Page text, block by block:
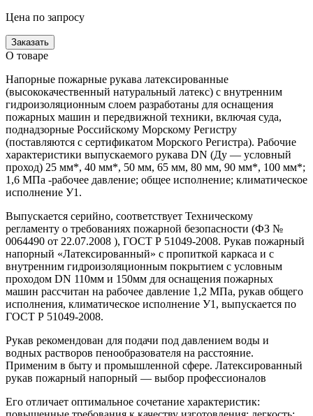
Цена по запросу
Заказать
О товаре
Напорные пожарные рукава латексированные
(высококачественный натуральный латекс) с внутренним
гидроизоляционным слоем разработаны для оснащения
пожарных машин и передвижной техники, включая суда,
поднадзорные Российскому Морскому Регистру
(поставляются с сертификатом Морского Регистра). Рабочие
характеристики выпускаемого рукава DN (Ду — условный
проход) 25 мм*, 40 мм*, 50 мм, 65 мм, 80 мм, 90 мм*, 100 мм*;
1,6 МПа -рабочее давление; общее исполнение; климатическое
исполнение У1.
Выпускается серийно, соответствует Техническому
регламенту о требованиях пожарной безопасности (ФЗ №
0064490 от 22.07.2008 ), ГОСТ Р 51049-2008. Рукав пожарный
напорный «Латексированный» с пропиткой каркаса и с
внутренним гидроизоляционным покрытием с условным
проходом DN 110мм и 150мм для оснащения пожарных
машин рассчитан на рабочее давление 1,2 МПа, рукав общего
исполнения, климатическое исполнение У1, выпускается по
ГОСТ Р 51049-2008.
Рукав рекомендован для подачи под давлением воды и
водных растворов пенообразователя на расстояние.
Применим в быту и промышленной сфере. Латексированный
рукав пожарный напорный — выбор профессионалов
Его отличает оптимальное сочетание характеристик: